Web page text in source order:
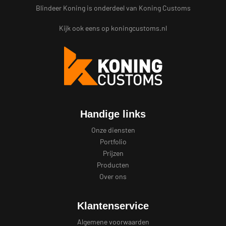
Blindeer Koning is onderdeel van Koning Customs
Kijk ook eens op koningcustoms.nl
Handige links
Onze diensten
Portfolio
Prijzen
Producten
Over ons
Klantenservice
Algemene voorwaarden